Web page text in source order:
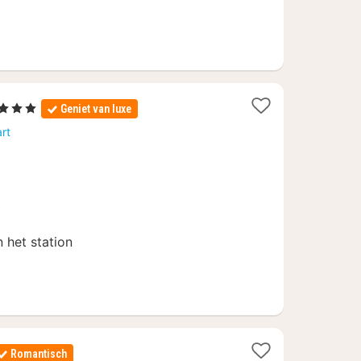
Geniet van luxe
het station
Romantisch